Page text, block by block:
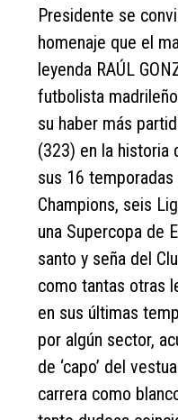
Presidente se
homenaje que el
leyenda RAÚL
futbolista
su haber más
(323) en la historia
sus 16
Champions, seis
una Supercopa de
santo y seña del
como tantas otras
en sus últimas
por algún sector,
de ‘capo’ del
carrera como